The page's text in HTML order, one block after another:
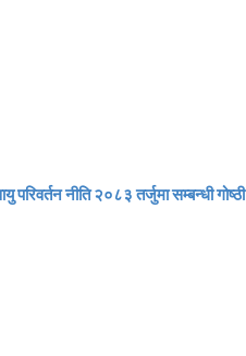
परिवर्तन नीति २०८३ तर्जुमा सम्बन्धी गोष्ठी